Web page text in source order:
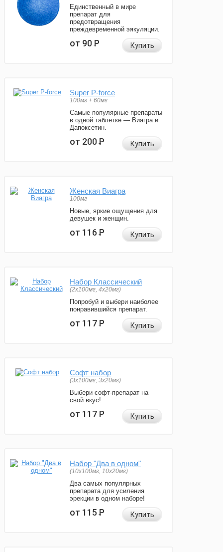
Единственный в мире
препарат для
предотвращения
преждевременной эякуляции.
от 90Р Купить
Super P-force
100мг + 60мг
Самые популярные препараты
в одной таблетке — Виагра и
Дапоксетин.
от 200Р Купить
Женская Виагра
100мг
Новые, яркие ощущения для
девушек и женщин.
от 116Р Купить
Набор Классический
(2x100мг, 4x20мг)
Попробуй и выбери наиболее
понравившийся препарат.
от 117Р Купить
Софт набор
(3x100мг, 3x20мг)
Выбери софт-препарат на
свой вкус!
от 117Р Купить
Набор "Два в одном"
(10x100мг, 10x20мг)
Два самых популярных
препарата для усиления
эрекции в одном наборе!
от 115Р Купить